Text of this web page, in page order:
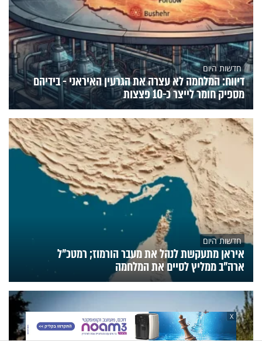
חדשות היום
דיווח: המלחמה לא עצרה את הגרעין האיראני - בידיהם
מספיק חומר לייצר כ-10 פצצות
חדשות היום
איראן מתעקשת לנהל את מעבר הורמוז; רמטכ"ל
ארה"ב ממליץ לסיים את המלחמה
X